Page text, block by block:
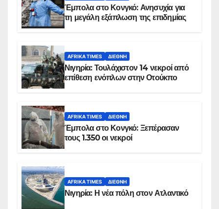
Έμπολα στο Κονγκό: Ανησυχία για
τη μεγάλη εξάπλωση της επιδημίας
AFRIKA TIMES ΔΙΕΘΝΉ
Νιγηρία: Τουλάχιστον 14 νεκροί από
επίθεση ενόπλων στην Οτούκπο
AFRIKA TIMES ΔΙΕΘΝΉ
Έμπολα στο Κονγκό: Ξεπέρασαν
τους 1.350 οι νεκροί
AFRIKA TIMES ΔΙΕΘΝΉ
Νιγηρία: Η νέα πόλη στον Ατλαντικό